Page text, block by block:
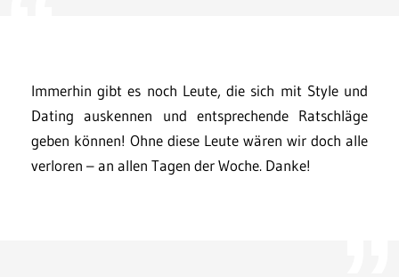
Immerhin gibt es noch Leute, die sich mit Style und
Dating auskennen und entsprechende Ratschläge
geben können! Ohne diese Leute wären wir doch alle
verloren – an allen Tagen der Woche. Danke!